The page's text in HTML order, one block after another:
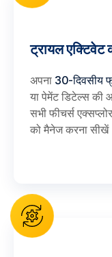
ट्रायल एक्टिवेट
अपना 30-दिवसीय
या पेमेंट डिटेल्स की
सभी फीचर्स
को मैनेज करना